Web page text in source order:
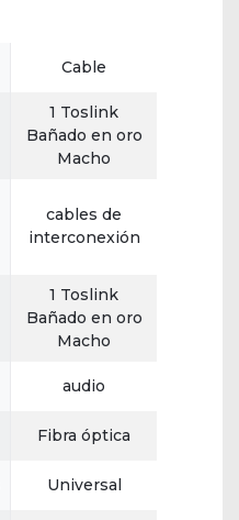
Cable
1 Toslink
Bañado en oro
Macho
cables de
interconexión
1 Toslink
Bañado en oro
Macho
audio
Fibra óptica
Universal